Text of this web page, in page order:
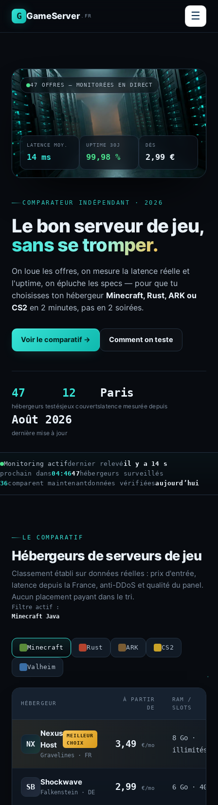
G GameServer .FR ☰
COMPARATEUR INDÉPENDANT · 2026
Le bon serveur de jeu,
sans se tromper.
On loue les offres, on mesure la latence réelle et
l'uptime, on épluche les specs — pour que tu
choisisses ton hébergeur Minecraft, Rust, ARK ou
CS2 en 2 minutes, pas en 2 soirées.
Voir le comparatif → Comment on teste
47
hébergeurs testés
12
jeux couverts
Paris
latence mesurée depuis
Août 2026
dernière mise à jour
47 OFFRES — MONITORÉES EN DIRECT
LATENCE MOY.
14 ms
UPTIME 30J
99,98 %
DÈS
2,99 €
Monitoring actifdernier relevé il y a 15 s
prochain dans04:4547 hébergeurs surveillés
36comparent maintenantdonnées vérifiéesaujourd’hui
LE COMPARATIF
Hébergeurs de serveurs de jeu
Classement établi sur données réelles : prix d'entrée,
latence depuis la France, anti-DDoS et qualité du panel.
Aucun placement payant dans le tri.
Filtre actif :
Minecraft Java
Minecraft Rust ARK CS2
Valheim
HÉBERGEUR
À PARTIR
DE
RAM /
SLOTS
NX
Nexus
Host
MEILLEUR
CHOIX
Gravelines · FR
3,49 €/mo
8 Go ·
illimités
SB
Shockwave
Falkenstein · DE
2,99 €/mo 6 Go · 40